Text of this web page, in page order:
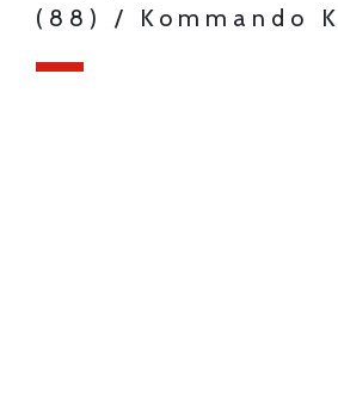
(88) / Kommando